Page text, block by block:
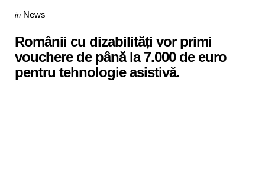
Categories
Posted
in News
Românii cu dizabilități vor primi
vouchere de până la 7.000 de euro
pentru tehnologie asistivă.